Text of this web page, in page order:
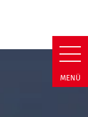
|
MENÜ